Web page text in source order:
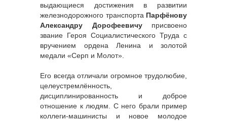
выдающиеся достижения в развитии
железнодорожного транспорта Парфёнову
Александру Дорофеевичуприсвоено
звание Героя Социалистического Труда с
вручением ордена Ленина и золотой
медали «Серп и Молот».
Его всегда отличали огромное трудолюбие,
целеустремлённость,
дисциплинированность и доброе
отношение к людям. С него брали пример
коллеги-машинисты и новое молодое